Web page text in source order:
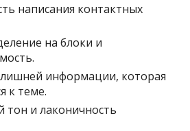
написания контактных
на блоки и
лишней информации, которая
к теме.
тон и лаконичность